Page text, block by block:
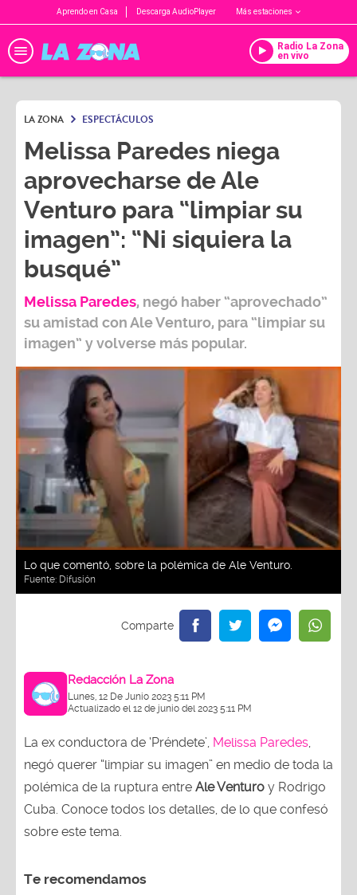
Aprendo en Casa Descarga AudioPlayer Más estaciones
Radio La Zona
en vivo
LA ZONA ESPECTÁCULOS
Melissa Paredes niega
aprovecharse de Ale
Venturo para “limpiar su
imagen”: “Ni siquiera la
busqué”
Melissa Paredes, negó haber “aprovechado”
su amistad conAle Venturo, para “limpiar su
imagen” y volverse más popular.
Lo que comentó, sobre la polémica de Ale Venturo.
Fuente: Difusión
Redacción La Zona
Lunes, 12 De Junio 2023 5:11 PM
Actualizado el 12 de junio del 2023 5:11 PM
La ex conductora de ‘Préndete’, Melissa Paredes
negó querer “limpiar su imagen” en medio de toda la
polémica de la ruptura entre Ale Venturo y Rodrigo
Cuba. Conoce todos los detalles, de lo que confesó
sobre este tema.
Te recomendamos